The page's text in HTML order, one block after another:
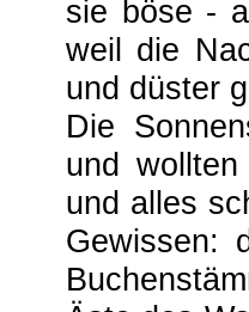
sie böse -
weil die
und düster
Die
und
und alles
Gewissen: